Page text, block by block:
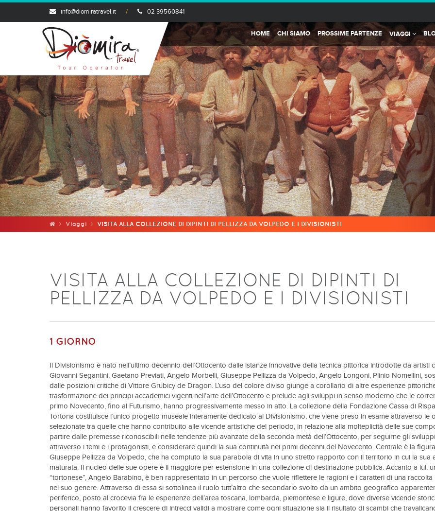
info@diomiratravel.it 02 39560841
HOME CHI SIAMO PROSSIME PARTENZE VIAGGI
Viaggi VISITA ALLA COLLEZIONE DI DIPINTI DI PELLIZZA DA VOLPEDO E I DIVISIONISTI
VISITA ALLA COLLEZIONE DI DIPINTI DI
PELLIZZA DA VOLPEDO E I DIVISIONISTI
1 GIORNO
Il Divisionismo è nato nell’ultimo decennio dell’Ottocento dalle istanze innovative della tecnica pittorica introdotte da artisti
Giovanni Segantini, Gaetano Previati, Angelo Morbelli, Giuseppe Pellizza da Volpedo, Angelo Longoni, Plinio Nomellini,
dalle posizioni critiche di Vittore Grubicy de Dragon. L’uso del colore diviso giunge a corollario di altre esperienze
trasformazione dei principi accademici vigenti nell’arte dell’Ottocento e prelude agli sviluppi in senso moderno che le
primo Novecento, fino al Futurismo, hanno progressivamente messo in atto. La collezione della Fondazione Cassa di
Tortona costituisce l’unico progetto museale interamente dedicato al Divisionismo, che viene preso in esame attraverso le
selezionate tra quelle che hanno contribuito alle vicende artistiche del periodo, in relazione alla molteplicità delle sue
partire dalle premesse riconoscibili nelle tendenze più avanzate della seconda metà dell’Ottocento, per seguirne gli sviluppi
attraverso i temi e i protagonisti, e considerare quindi la sua continuità nei primi decenni del Novecento. Centrale è la
Giuseppe Pellizza da Volpedo, che ha compiuto la sua parabola di vita in uno stretto rapporto con il territorio in cui la sua
maturata. Il nucleo delle sue opere è il maggiore per estensione in una collezione di destinazione pubblica. Accanto a lui,
“tortonese”, Angelo Barabino, è ben rappresentato in un percorso che vuole riflettere le ragioni e i caratteri di una raccolta
nel suo genere. Attraverso di essa si sottolinea il ruolo tutt’altro che secondario svolto da un ambito geografico
periferico, posto al crocevia fra le esperienze dell’area toscana, lombarda, piemontese e ligure, dove diverse vicende
personali hanno favorito il crescere di intrecci validi a mostrare come ogni situazione sia il risultato di scambi che